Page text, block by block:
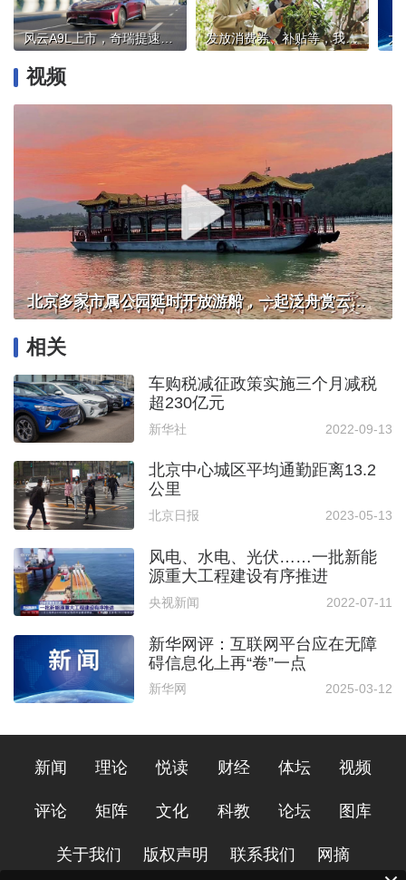
风云A9L上市，奇瑞提速新能源发展 发放消费券、补贴等，我国将开展“养老服务消费季”活动 大
视频
北京多家市属公园延时开放游船，一起泛舟赏云霞！
相关
车购税减征政策实施三个月减税
超230亿元
新华社 2022-09-13
北京中心城区平均通勤距离13.2
公里
北京日报 2023-05-13
风电、水电、光伏……一批新能
源重大工程建设有序推进
央视新闻 2022-07-11
新华网评：互联网平台应在无障
碍信息化上再“卷”一点
新华网 2025-03-12
新闻 理论 悦读 财经 体坛 视频
评论 矩阵 文化 科教 论坛 图库
关于我们 版权声明 联系我们 网摘